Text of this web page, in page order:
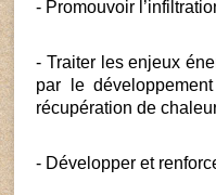
- Promouvoir
- Traiter les enjeux
par le
récupération de
- Développer et